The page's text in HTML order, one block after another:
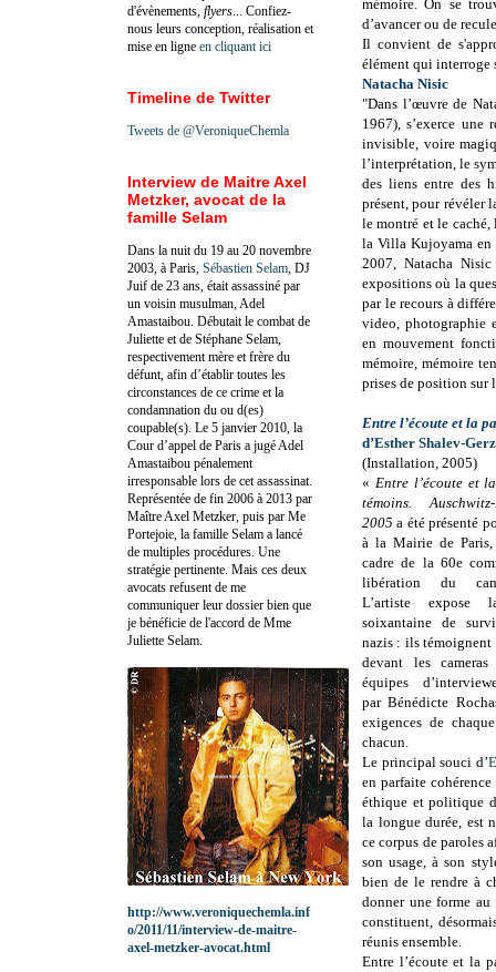
mémoire. On se
d’avancer ou de
Il convient de
élément qui interroge
Natacha Nisic
"Dans l’œuvre de
1967), s’exerce une
invisible, voire
l’interprétation, le
des liens entre des
présent, pour révéler
le montré et le
la Villa Kujoyama
2007, Natacha
expositions où la
par le recours à
video, photographie
en mouvement
mémoire, mémoire
prises de position sur
Entre l’écoute et la
d’Esther Shalev-Gerz
(Installation, 2005)
« Entre l’écoute et
témoins.
2005 a été présenté
à la Mairie de
cadre de la 60e
libération du
L’artiste expose
soixantaine de
nazis : ils témoignent
devant les
équipes
par Bénédicte
exigences de
chacun.
Le principal souci d’
en parfaite
éthique et politique
la longue durée, est
ce corpus de paroles
son usage, à son
bien de le rendre à
donner une forme
constituent,
réunis ensemble.
Entre l’écoute et la
d'évènements, flyers ... Confiez-
nous leurs conception, réalisation et
mise en ligne en cliquant ici
Timeline de Twitter
Tweets de @VeroniqueChemla
Interview de Maitre Axel
Metzker, avocat de la
famille Selam
Dans la nuit du 19 au 20 novembre
2003, à Paris, Sébastien Selam , DJ
Juif de 23 ans, était assassiné par
un voisin musulman, Adel
Amastaibou. Débutait le combat de
Juliette et de Stéphane Selam,
respectivement mère et frère du
défunt, afin d’établir toutes les
circonstances de ce crime et la
condamnation du ou d(es)
coupable(s). Le 5 janvier 2010, la
Cour d’appel de Paris a jugé Adel
Amastaibou pénalement
irresponsable lors de cet assassinat.
Représentée de fin 2006 à 2013 par
Maître Axel Metzker, puis par Me
Portejoie, la famille Selam a lancé
de multiples procédures. Une
stratégie pertinente. Mais ces deux
avocats refusent de me
communiquer leur dossier bien que
je bénéficie de l'accord de Mme
Juliette Selam.
http://www.veroniquechemla.inf
o/2011/11/interview-de-maitre-
axel-metzker-avocat.html